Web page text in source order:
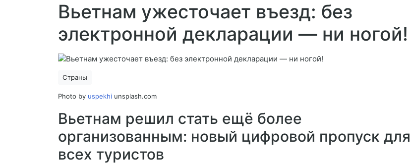
Вьетнам ужесточает въезд: без
электронной декларации — ни ногой!
Страны
Photo by uspekhi unsplash.com
Вьетнам решил стать ещё более
организованным: новый цифровой пропуск для
всех туристов